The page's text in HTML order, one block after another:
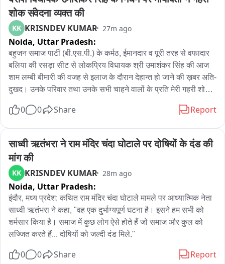
शोक संवेदना व्यक्त की
KK KRISNDEV KUMAR 27m ago
Noida, Uttar Pradesh:
बहुजन समाज पार्टी (बी.एस.पी.) के कर्मठ, ईमानदार व पूरी तरह से वफादार
बलिया की रसड़ा सीट से लोकप्रिय विधायक श्री उमाशंकर सिंह की आज
शाम लम्बी बीमारी की वजह से इलाज के दौरान देहान्त हो जाने की ख़बर अति-
दुखद। उनके परिवार तथा उनके सभी चाहने वालों के प्रति मेरी गहरी शोक
है। उनका पूरा परिवार बी.एस.पी. परिवार की तरह है तथा उनके परिवार के
लगातार सम्पर्क बने रहने के दौरान ही आज शाम उनके देहान्त की ख़बर उनके
पुत्र से ही मिली। इस दुख की घड़ी में मैं व पूरी पार्टी उनके व उनके परिवार
के साथ है तथा उन्हें किसी भी प्रकार से हिम्मत नहीं हारना है बल्कि इस
परिस्थिति का सामना करते हुये आगे बढ़ना है। कुदरत उन सभी लोगों को इस
दुख को सहन करने की शक्ति दे।
0 0 Share Report
साध्वी ऋतंभरा ने राम मंदिर चंदा घोटाले पर दोषियों के दंड की
मांग की
KK KRISNDEV KUMAR 28m ago
Noida, Uttar Pradesh:
इंदौर, मध्य प्रदेश: कथित राम मंदिर चंदा घोटाले मामले पर आध्यात्मिक नेता
साध्वी ऋतंभरा ने कहा, "वह एक दु्र्भाग्यपूर्ण घटना है। इसने हम सभी को
शर्मसार किया है। समाज में कुछ लोग ऐसे होते हैं जो समाज और कुल को
लज्जित करते हैं... दोषियों को जल्दी दंड मिले."
0 0 Share Report